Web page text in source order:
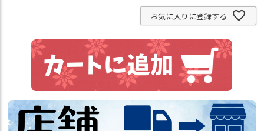
お気に入りに登録する